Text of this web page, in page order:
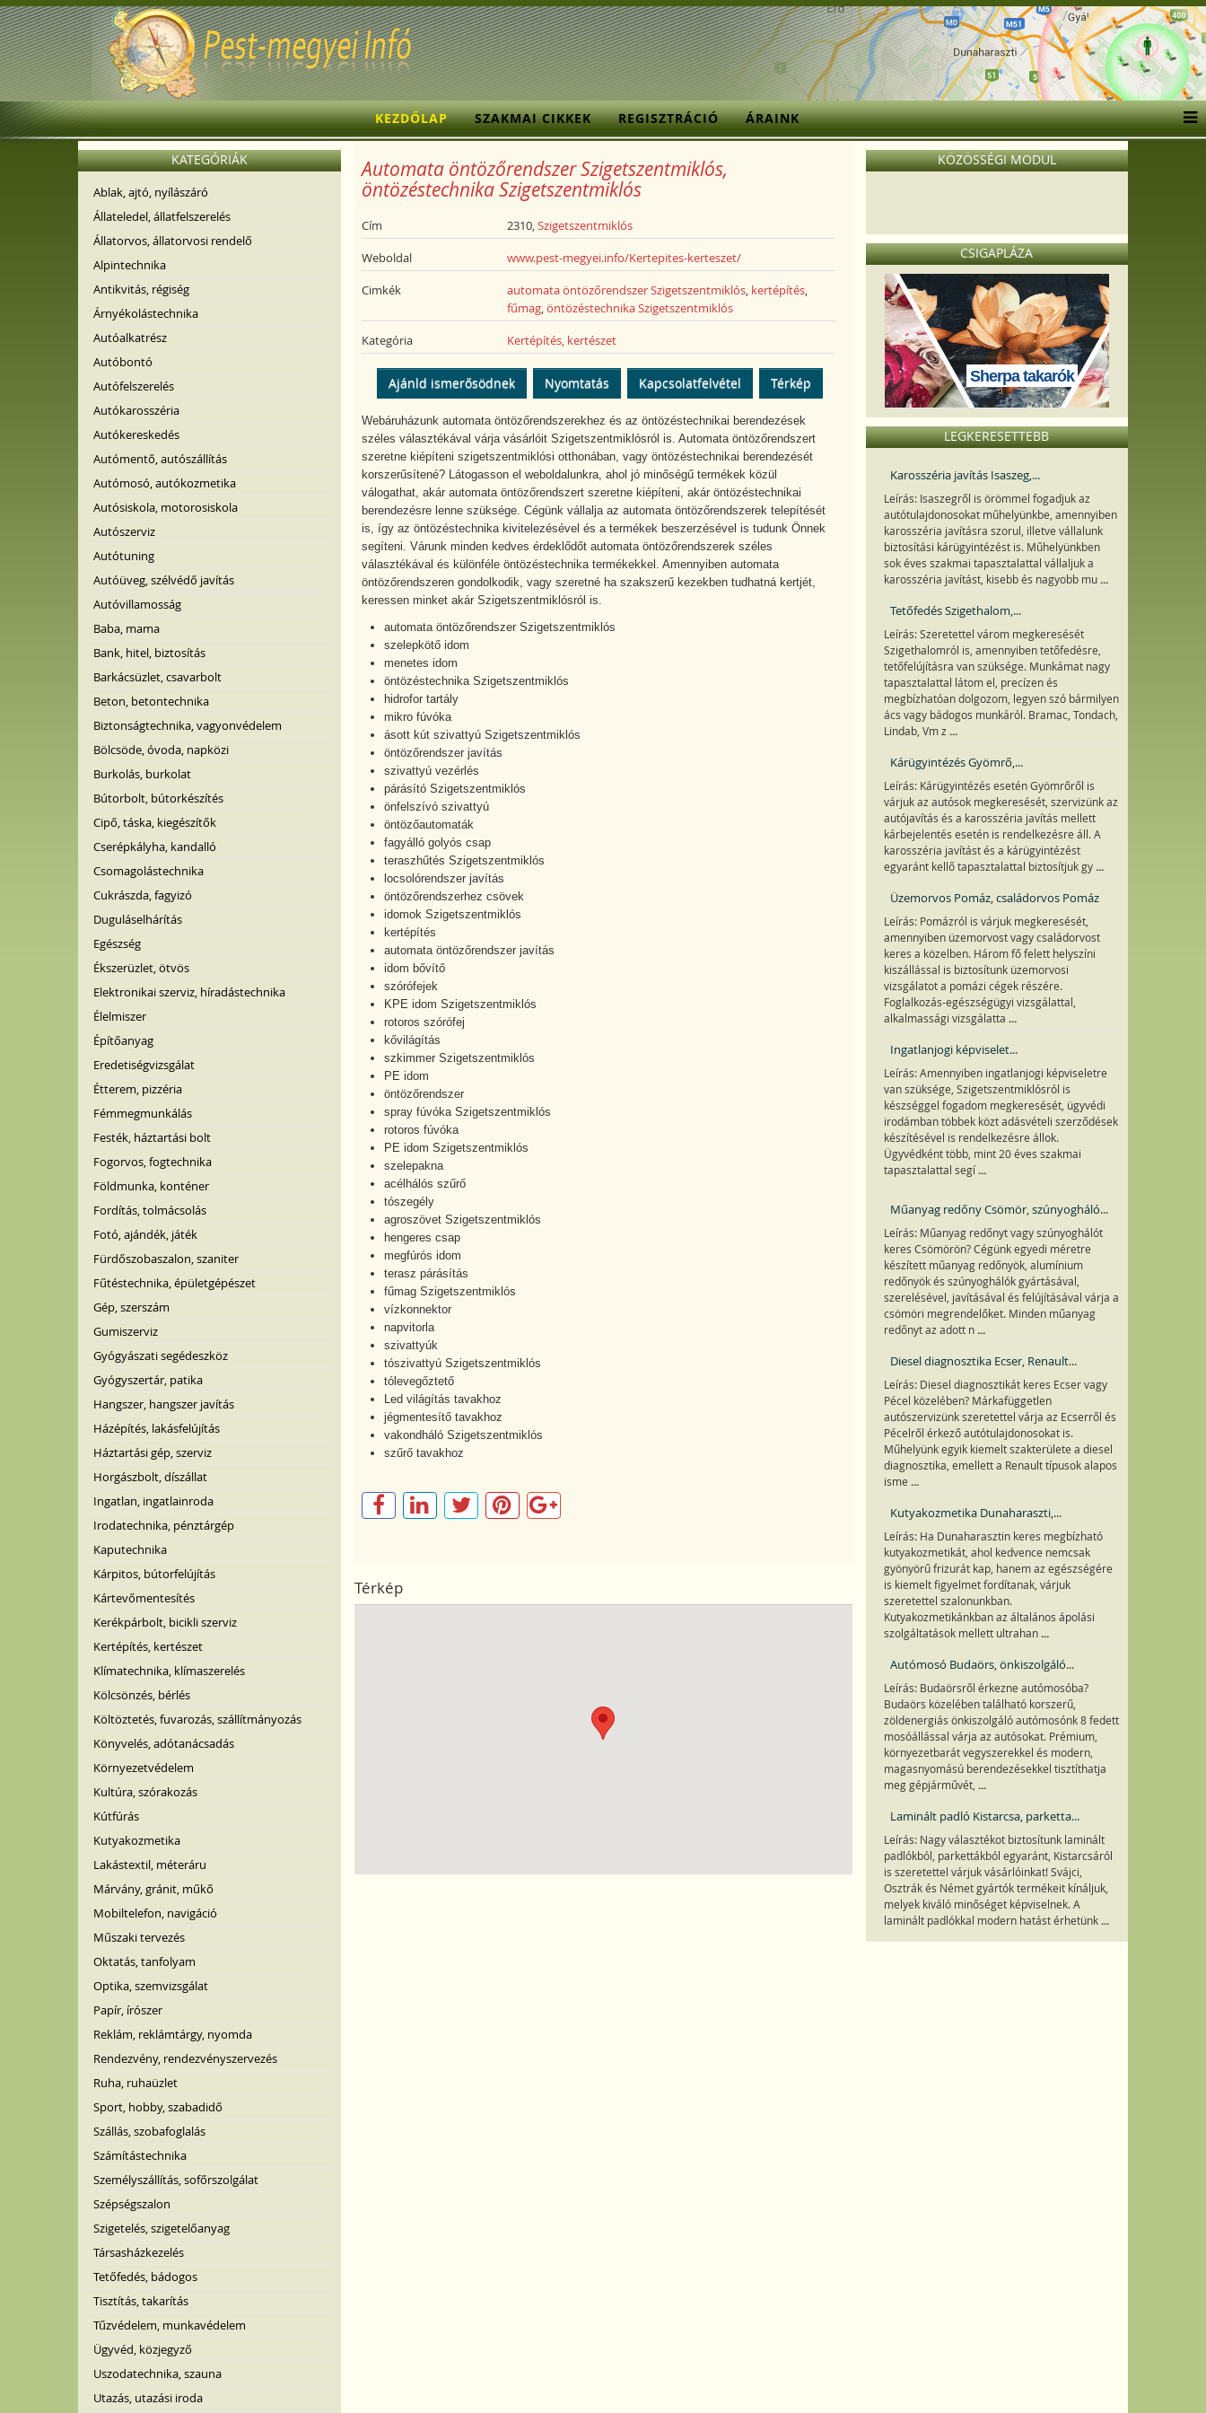
KEZDŐLAP SZAKMAI CIKKEK REGISZTRÁCIÓ ÁRAINK
KATEGÓRIÁK
Ablak, ajtó, nyílászáró
Állateledel, állatfelszerelés
Állatorvos, állatorvosi rendelő
Alpintechnika
Antikvitás, régiség
Árnyékolástechnika
Autóalkatrész
Autóbontó
Autófelszerelés
Autókarosszéria
Autókereskedés
Autómentő, autószállítás
Autómosó, autókozmetika
Autósiskola, motorosiskola
Autószerviz
Autótuning
Autóüveg, szélvédő javítás
Autóvillamosság
Baba, mama
Bank, hitel, biztosítás
Barkácsüzlet, csavarbolt
Beton, betontechnika
Biztonságtechnika, vagyonvédelem
Bölcsöde, óvoda, napközi
Burkolás, burkolat
Bútorbolt, bútorkészítés
Cipő, táska, kiegészítők
Cserépkályha, kandalló
Csomagolástechnika
Cukrászda, fagyizó
Duguláselhárítás
Egészség
Ékszerüzlet, ötvös
Elektronikai szerviz, híradástechnika
Élelmiszer
Építőanyag
Eredetiségvizsgálat
Étterem, pizzéria
Fémmegmunkálás
Festék, háztartási bolt
Fogorvos, fogtechnika
Földmunka, konténer
Fordítás, tolmácsolás
Fotó, ajándék, játék
Fürdőszobaszalon, szaniter
Fűtéstechnika, épületgépészet
Gép, szerszám
Gumiszerviz
Gyógyászati segédeszköz
Gyógyszertár, patika
Hangszer, hangszer javítás
Házépítés, lakásfelújítás
Háztartási gép, szerviz
Horgászbolt, díszállat
Ingatlan, ingatlainroda
Irodatechnika, pénztárgép
Kaputechnika
Kárpitos, bútorfelújítás
Kártevőmentesítés
Kerékpárbolt, bicikli szerviz
Kertépítés, kertészet
Klímatechnika, klímaszerelés
Kölcsönzés, bérlés
Költöztetés, fuvarozás, szállítmányozás
Könyvelés, adótanácsadás
Környezetvédelem
Kultúra, szórakozás
Kútfúrás
Kutyakozmetika
Lakástextil, méteráru
Márvány, gránit, műkő
Mobiltelefon, navigáció
Műszaki tervezés
Oktatás, tanfolyam
Optika, szemvizsgálat
Papír, írószer
Reklám, reklámtárgy, nyomda
Rendezvény, rendezvényszervezés
Ruha, ruhaüzlet
Sport, hobby, szabadidő
Szállás, szobafoglalás
Számítástechnika
Személyszállítás, sofőrszolgálat
Szépségszalon
Szigetelés, szigetelőanyag
Társasházkezelés
Tetőfedés, bádogos
Tisztítás, takarítás
Tűzvédelem, munkavédelem
Ügyvéd, közjegyző
Uszodatechnika, szauna
Utazás, utazási iroda
Automata öntözőrendszer Szigetszentmiklós,
öntözéstechnika Szigetszentmiklós
Cím 2310, Szigetszentmiklós
Weboldal www.pest-megyei.info/Kertepites-kerteszet/
Cimkék automata öntözőrendszer Szigetszentmiklós, kertépítés,
fűmag,öntözéstechnika Szigetszentmiklós
Kategória Kertépítés, kertészet
Ajánld ismerősödnek Nyomtatás Kapcsolatfelvétel Térkép
Webáruházunk automata öntözőrendszerekhez és az öntözéstechnikai berendezések
széles választékával várja vásárlóit Szigetszentmiklósról is. Automata öntözőrendszert
szeretne kiépíteni szigetszentmiklósi otthonában, vagy öntözéstechnikai berendezését
korszerűsítené? Látogasson el weboldalunkra, ahol jó minőségű termékek közül
válogathat, akár automata öntözőrendszert szeretne kiépíteni, akár öntözéstechnikai
berendezésre lenne szüksége. Cégünk vállalja az automata öntözőrendszerek telepítését
is, így az öntözéstechnika kivitelezésével és a termékek beszerzésével is tudunk Önnek
segíteni. Várunk minden kedves érdeklődőt automata öntözőrendszerek széles
választékával és különféle öntözéstechnika termékekkel. Amennyiben automata
öntözőrendszeren gondolkodik, vagy szeretné ha szakszerű kezekben tudhatná kertjét,
keressen minket akár Szigetszentmiklósról is.
automata öntözőrendszer Szigetszentmiklós
szelepkötő idom
menetes idom
öntözéstechnika Szigetszentmiklós
hidrofor tartály
mikro fúvóka
ásott kút szivattyú Szigetszentmiklós
öntözőrendszer javítás
szivattyú vezérlés
párásító Szigetszentmiklós
önfelszívó szivattyú
öntözőautomaták
fagyálló golyós csap
teraszhűtés Szigetszentmiklós
locsolórendszer javítás
öntözőrendszerhez csövek
idomok Szigetszentmiklós
kertépítés
automata öntözőrendszer javítás
idom bővítő
szórófejek
KPE idom Szigetszentmiklós
rotoros szórófej
kővilágítás
szkimmer Szigetszentmiklós
PE idom
öntözőrendszer
spray fúvóka Szigetszentmiklós
rotoros fúvóka
PE idom Szigetszentmiklós
szelepakna
acélhálós szűrő
tószegély
agroszövet Szigetszentmiklós
hengeres csap
megfúrós idom
terasz párásítás
fűmag Szigetszentmiklós
vízkonnektor
napvitorla
szivattyúk
tószivattyú Szigetszentmiklós
tólevegőztető
Led világítás tavakhoz
jégmentesítő tavakhoz
vakondháló Szigetszentmiklós
szűrő tavakhoz
Térkép
KÖZÖSSÉGI MODUL
CSIGAPLÁZA
Sherpa takarók
LEGKERESETTEBB
Karosszéria javítás Isaszeg,...
Leírás: Isaszegről is örömmel fogadjuk az
autótulajdonosokat műhelyünkbe, amennyiben
karosszéria javításra szorul, illetve vállalunk
biztosítási kárügyintézést is. Műhelyünkben
sok éves szakmai tapasztalattal vállaljuk a
karosszéria javítást, kisebb és nagyobb mu ...
Tetőfedés Szigethalom,...
Leírás: Szeretettel várom megkeresését
Szigethalomról is, amennyiben tetőfedésre,
tetőfelújításra van szüksége. Munkámat nagy
tapasztalattal látom el, precízen és
megbízhatóan dolgozom, legyen szó bármilyen
ács vagy bádogos munkáról. Bramac, Tondach,
Lindab, Vm z ...
Kárügyintézés Gyömrő,...
Leírás: Kárügyintézés esetén Gyömrőről is
várjuk az autósok megkeresését, szervizünk az
autójavítás és a karosszéria javítás mellett
kárbejelentés esetén is rendelkezésre áll. A
karosszéria javítást és a kárügyintézést
egyaránt kellő tapasztalattal biztosítjuk gy ...
Üzemorvos Pomáz, családorvos Pomáz
Leírás: Pomázról is várjuk megkeresését,
amennyiben üzemorvost vagy családorvost
keres a közelben. Három fő felett helyszíni
kiszállással is biztosítunk üzemorvosi
vizsgálatot a pomázi cégek részére.
Foglalkozás-egészségügyi vizsgálattal,
alkalmassági vizsgálatta ...
Ingatlanjogi képviselet...
Leírás: Amennyiben ingatlanjogi képviseletre
van szüksége, Szigetszentmiklósról is
készséggel fogadom megkeresését, ügyvédi
irodámban többek közt adásvételi szerződések
készítésével is rendelkezésre állok.
Ügyvédként több, mint 20 éves szakmai
tapasztalattal segí ...
Műanyag redőny Csömör, szúnyogháló...
Leírás: Műanyag redőnyt vagy szúnyoghálót
keres Csömörön? Cégünk egyedi méretre
készített műanyag redőnyök, alumínium
redőnyök és szúnyoghálók gyártásával,
szerelésével, javításával és felújításával várja a
csömöri megrendelőket. Minden műanyag
redőnyt az adott n ...
Diesel diagnosztika Ecser, Renault...
Leírás: Diesel diagnosztikát keres Ecser vagy
Pécel közelében? Márkafüggetlen
autószervizünk szeretettel várja az Ecserről és
Pécelről érkező autótulajdonosokat is.
Műhelyünk egyik kiemelt szakterülete a diesel
diagnosztika, emellett a Renault típusok alapos
isme ...
Kutyakozmetika Dunaharaszti,...
Leírás: Ha Dunaharasztin keres megbízható
kutyakozmetikát, ahol kedvence nemcsak
gyönyörű frizurát kap, hanem az egészségére
is kiemelt figyelmet fordítanak, várjuk
szeretettel szalonunkban.
Kutyakozmetikánkban az általános ápolási
szolgáltatások mellett ultrahan ...
Autómosó Budaörs, önkiszolgáló...
Leírás: Budaörsről érkezne autómosóba?
Budaörs közelében található korszerű,
zöldenergiás önkiszolgáló autómosónk 8 fedett
mosóállással várja az autósokat. Prémium,
környezetbarát vegyszerekkel és modern,
magasnyomású berendezésekkel tisztíthatja
meg gépjárművét, ...
Laminált padló Kistarcsa, parketta...
Leírás: Nagy választékot biztosítunk laminált
padlókból, parkettákból egyaránt, Kistarcsáról
is szeretettel várjuk vásárlóinkat! Svájci,
Osztrák és Német gyártók termékeit kínáljuk,
melyek kiváló minőséget képviselnek. A
laminált padlókkal modern hatást érhetünk ...